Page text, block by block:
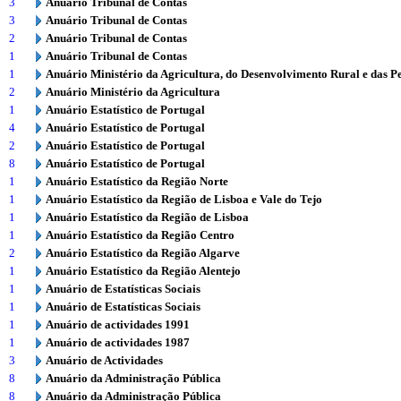
3
Anuário Tribunal de Contas
2
Anuário Tribunal de Contas
1
Anuário Tribunal de Contas
1
Anuário Ministério da Agricultura, do Desenvolvimento Rural e das
2
Anuário Ministério da Agricultura
1
Anuário Estatístico de Portugal
4
Anuário Estatístico de Portugal
2
Anuário Estatístico de Portugal
8
Anuário Estatístico de Portugal
1
Anuário Estatístico da Região Norte
1
Anuário Estatístico da Região de Lisboa e Vale do Tejo
1
Anuário Estatístico da Região de Lisboa
1
Anuário Estatístico da Região Centro
2
Anuário Estatístico da Região Algarve
1
Anuário Estatístico da Região Alentejo
1
Anuário de Estatísticas Sociais
1
Anuário de Estatísticas Sociais
1
Anuário de actividades 1991
1
Anuário de actividades 1987
3
Anuário de Actividades
8
Anuário da Administração Pública
8
Anuário da Administração Pública